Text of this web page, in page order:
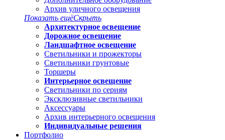
Архив уличного освещения
Показать ещёСкрыть
Архитектурное освещение
Дорожное освещение
Ландшафтное освещение
Светильники и прожекторы
Светильники грунтовые
Торшеры
Интерьерное освещение
Светильники по сериям
Эксклюзивные светильники
Аксессуары
Архив интерьерного освещения
Индивидуальные решения
Портфолио